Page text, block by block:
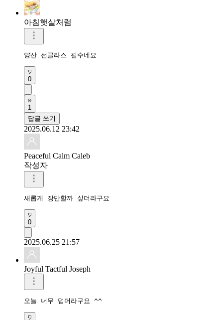
아침햇살처럼
양산 선글라스 필수네요
0
1
답글 쓰기
2025.06.12 23:42
Peaceful Calm Caleb
작성자
새롭게 장만할까 싶더라구요
0
2025.06.25 21:57
Joyful Tactful Joseph
오늘 너무 덥더라구요 ^^